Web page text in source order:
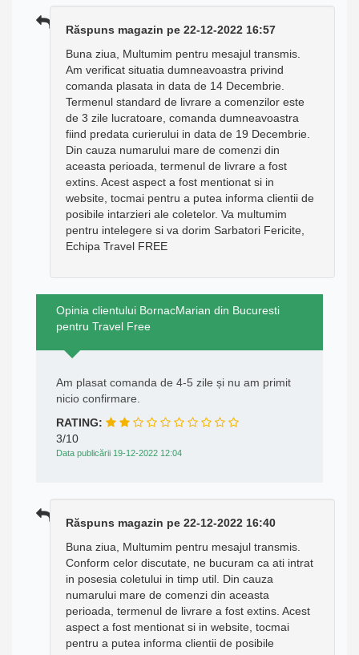
Răspuns magazin pe 22-12-2022 16:57
Buna ziua, Multumim pentru mesajul transmis.
Am verificat situatia dumneavoastra privind
comanda plasata in data de 14 Decembrie.
Termenul standard de livrare a comenzilor este
de 3 zile lucratoare, comanda dumneavoastra
fiind predata curierului in data de 19 Decembrie.
Din cauza numarului mare de comenzi din
aceasta perioada, termenul de livrare a fost
extins. Acest aspect a fost mentionat si in
website, tocmai pentru a putea informa clientii de
posibile intarzieri ale coletelor. Va multumim
pentru intelegere si va dorim Sarbatori Fericite,
Echipa Travel FREE
Opinia clientului BornacMarian din Bucuresti
pentru Travel Free
Am plasat comanda de 4-5 zile și nu am primit
nicio confirmare.
RATING:
3/10
Data publicării 19-12-2022 12:04
Răspuns magazin pe 22-12-2022 16:40
Buna ziua, Multumim pentru mesajul transmis.
Conform celor discutate, ne bucuram ca ati intrat
in posesia coletului in timp util. Din cauza
numarului mare de comenzi din aceasta
perioada, termenul de livrare a fost extins. Acest
aspect a fost mentionat si in website, tocmai
pentru a putea informa clientii de posibile